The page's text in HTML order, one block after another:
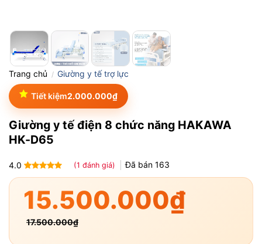
Trang chủ / Giường y tế trợ lực
Tiết kiệm2.000.000₫
Giường y tế điện 8 chức năng HAKAWA
HK-D65
4.0
4.0trên
5 dựa
trên
1
đánh
giá
(1 đánh giá) Đã bán 163
15.500.000₫
17.500.000₫